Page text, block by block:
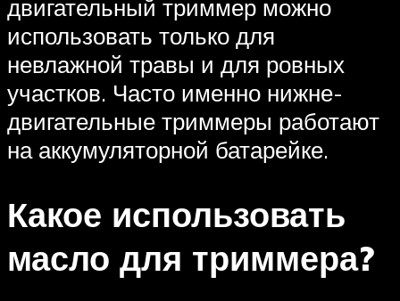
двигательный триммер можно
использовать только для
невлажной травы и для ровных
участков. Часто именно нижне-
двигательные триммеры работают
на аккумуляторной батарейке.
Какое использовать
масло для триммера?